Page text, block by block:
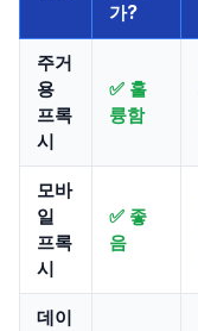
가?
주거
용
프록
시
✅ 훌
륭함
모바
일
프록
시
✅ 좋
음
데이